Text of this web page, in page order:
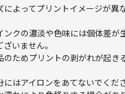
よってプリントイメージが異
クの濃淡や色味には個体差が
いません。
ためプリントの剥がれが起き
はアイロンをあてないでくださ